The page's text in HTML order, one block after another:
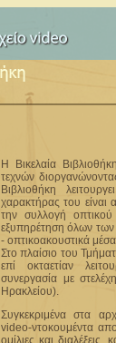
H Βικελαία
τεχνών
Βιβλιοθήκη
χαρακτήρας του είναι
την συλλογή
εξυπηρέτηση όλων των
- οπτικοακουστικά
Στο πλαίσιο του
επί οκταετίαν
συνεργασία με
Ηρακλείου).
Συγκεκριμένα στα
video-ντοκουμέντα
ομίλιες και